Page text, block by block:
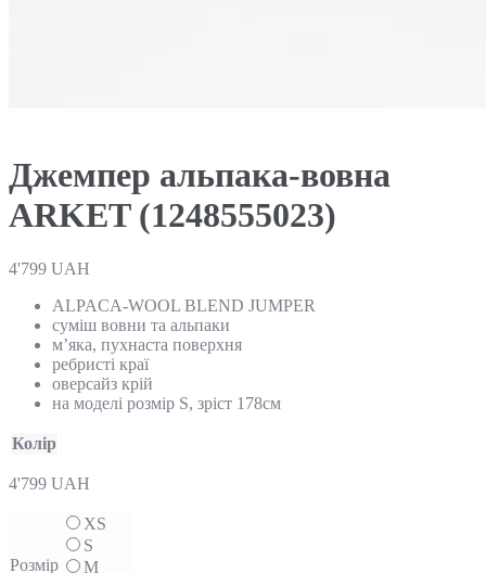
Джемпер альпака-вовна
ARKET (1248555023)
4'799 UAH
ALPACA-WOOL BLEND JUMPER
суміш вовни та альпаки
м’яка, пухнаста поверхня
ребристі краї
оверсайз крій
на моделі розмір S, зріст 178см
Колір
4'799 UAH
Розмір
XS
S
M